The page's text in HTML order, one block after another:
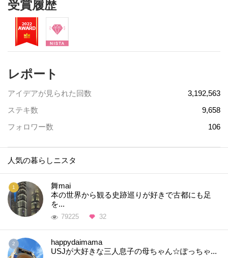
受賞履歴
レポート
アイデアが見られた回数
3,192,563
ステキ数
9,658
フォロワー数
106
人気の暮らしニスタ
舞mai
本の世界から観る史跡巡りが好きで古都にも足
を...
79225 32
happydaimama
USJが大好きな三人息子の母ちゃん☆ぽっちゃ...